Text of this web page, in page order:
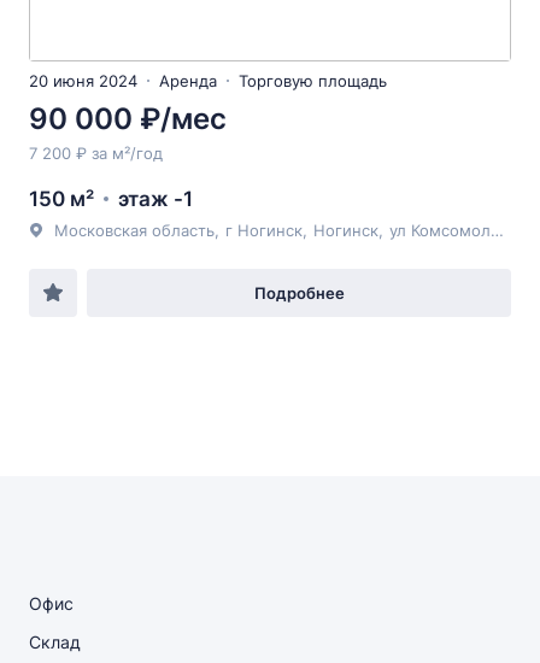
20 июня 2024 Аренда Торговую площадь
90 000 ₽/мес
7 200 ₽ за м²/год
150 м² этаж -1
Московская область г Ногинск Ногинск ул Комсомольская
Подробнее
Офис
Склад